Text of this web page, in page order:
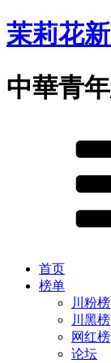
茉莉花
中華青
首页
榜单
川粉榜
川黑榜
网红榜
论坛